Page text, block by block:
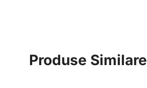
Produse Similare